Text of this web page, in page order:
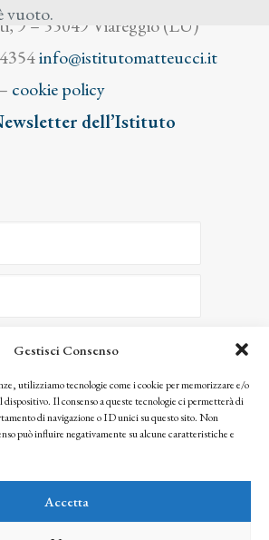
Gestisci Consenso
utilizziamo tecnologie come i cookie per memorizzare e/o
Il consenso a queste tecnologie ci permetterà di
di navigazione o ID unici su questo sito. Non
può influire negativamente su alcune caratteristiche e
Accetta
vuoto.
9 – 55049 Viareggio (LU)
info@istitutomatteucci.it
– cookie policy
dell’Istituto
ISCRIVITI
riconosci che le tue informazioni saranno trattate
right reserved
dei diritti e dell’Istituto Matteucci